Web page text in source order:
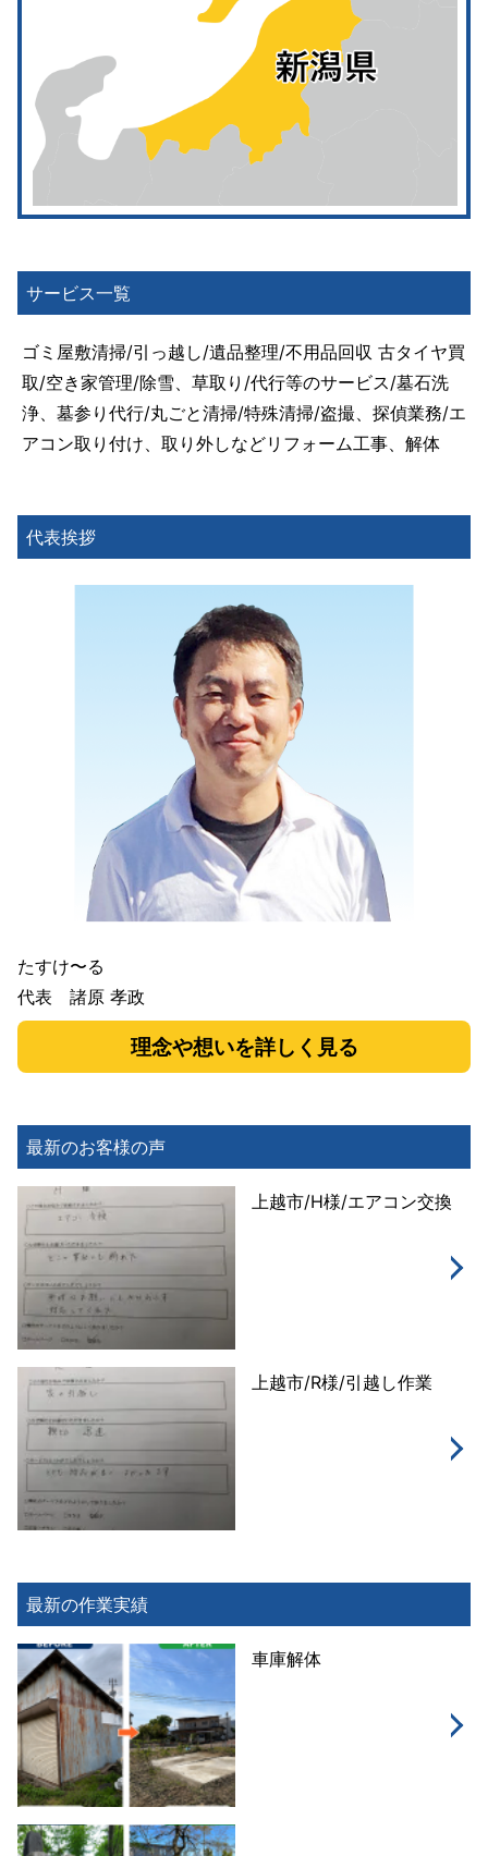
サービス一覧
ゴミ屋敷清掃/引っ越し/遺品整理/不用品回収 古タイヤ買
取/空き家管理/除雪、草取り/代行等のサービス/墓石洗
浄、墓参り代行/丸ごと清掃/特殊清掃/盗撮、探偵業務/エ
アコン取り付け、取り外しなどリフォーム工事、解体
代表挨拶
たすけ〜る
代表 諸原 孝政
理念や想いを詳しく見る
最新のお客様の声
上越市/H様/エアコン交換
上越市/R様/引越し作業
最新の作業実績
車庫解体